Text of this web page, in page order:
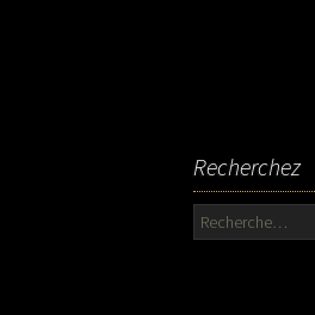
Recherchez
Rechercher :